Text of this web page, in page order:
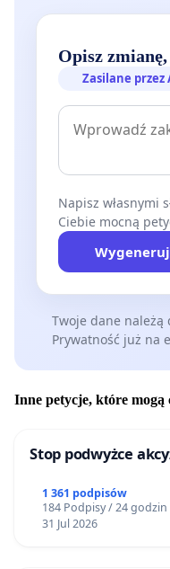
Opisz
Zasilane przez
Napisz własnymi
Ciebie mocną
Twoje dane należą
Prywatność już na
Inne petycje, które mogą
Stop podwyżce
1 361 podpisów
184 Podpisy / 24 godzin
31 Jul 2026